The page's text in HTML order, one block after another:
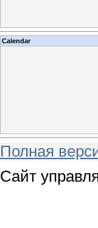
Calendar
Полная
Сайт